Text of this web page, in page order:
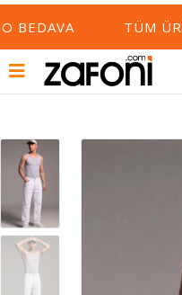
BEDAVA TÜM